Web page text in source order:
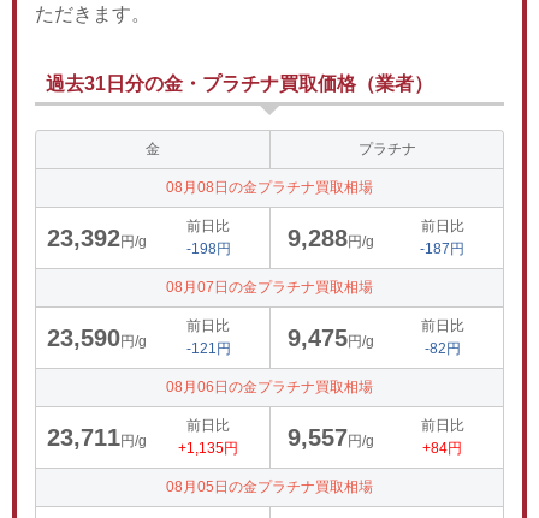
ただきます。
過去31日分の金・プラチナ買取価格（業者）
金 プラチナ
08月08日の金プラチナ買取相場
23,392円/g
前日比
-198円
9,288円/g
前日比
-187円
08月07日の金プラチナ買取相場
23,590円/g
前日比
-121円
9,475円/g
前日比
-82円
08月06日の金プラチナ買取相場
23,711円/g
前日比
+1,135円
9,557円/g
前日比
+84円
08月05日の金プラチナ買取相場